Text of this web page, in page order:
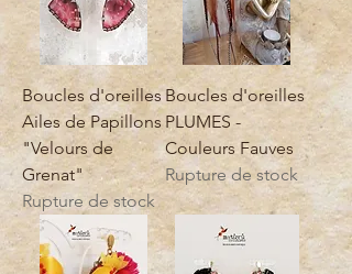
Boucles d'oreilles
Ailes de Papillons
"Velours de
Grenat"
Rupture de stock
Boucles d'oreilles
PLUMES -
Couleurs Fauves
Rupture de stock